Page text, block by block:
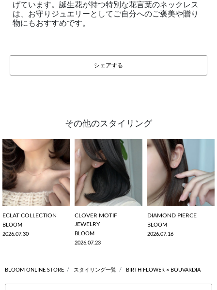
げています。誕生花が持つ特別な花言葉のネックレス
は、お守りジュエリーとしてご自分へのご褒美や贈り
物にもおすすめです。
シェアする
その他のスタイリング
ECLAT COLLECTION
BLOOM
2026.07.30
CLOVER MOTIF
JEWELRY
BLOOM
2026.07.23
DIAMOND PIERCE
BLOOM
2026.07.16
BLOOM ONLINE STORE スタイリング一覧 BIRTH FLOWER × BOUVARDIA